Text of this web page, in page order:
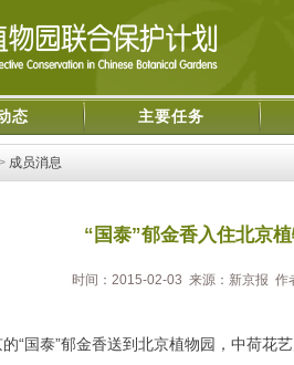
态 主要任务
成员消息
“国泰”郁金香入住北京
时间：2015-02-03 来源：新京报 作
国泰”郁金香送到北京植物园，中荷花